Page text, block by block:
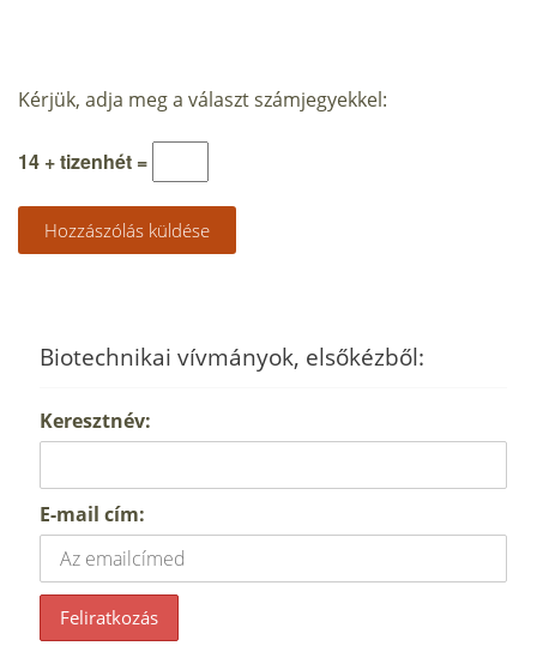
Kérjük, adja meg a választ számjegyekkel:
14 + tizenhét =
Biotechnikai vívmányok, elsőkézből:
Keresztnév:
E-mail cím: